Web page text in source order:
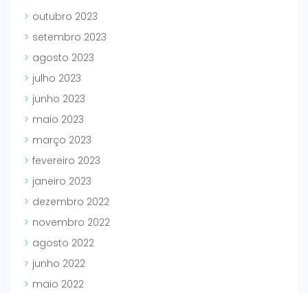
outubro 2023
setembro 2023
agosto 2023
julho 2023
junho 2023
maio 2023
março 2023
fevereiro 2023
janeiro 2023
dezembro 2022
novembro 2022
agosto 2022
junho 2022
maio 2022